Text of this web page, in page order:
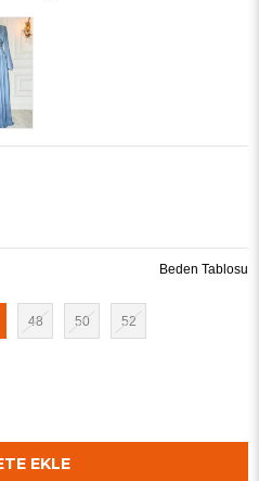
48 50 52
Beden Tablosu